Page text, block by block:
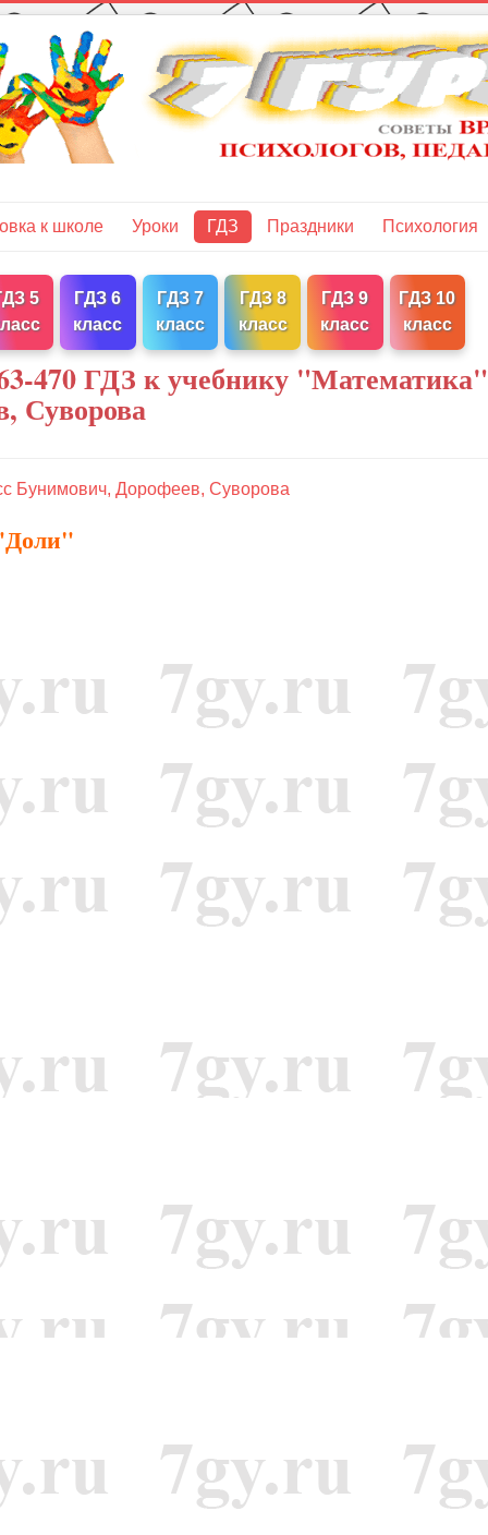
к школе Уроки ГДЗ Праздники Психология
5
ГДЗ 6
класс
ГДЗ 7
класс
ГДЗ 8
класс
ГДЗ 9
класс
ГДЗ 10
класс
470 ГДЗ к учебнику
Суворова
Бунимович, Дорофеев, Суворова